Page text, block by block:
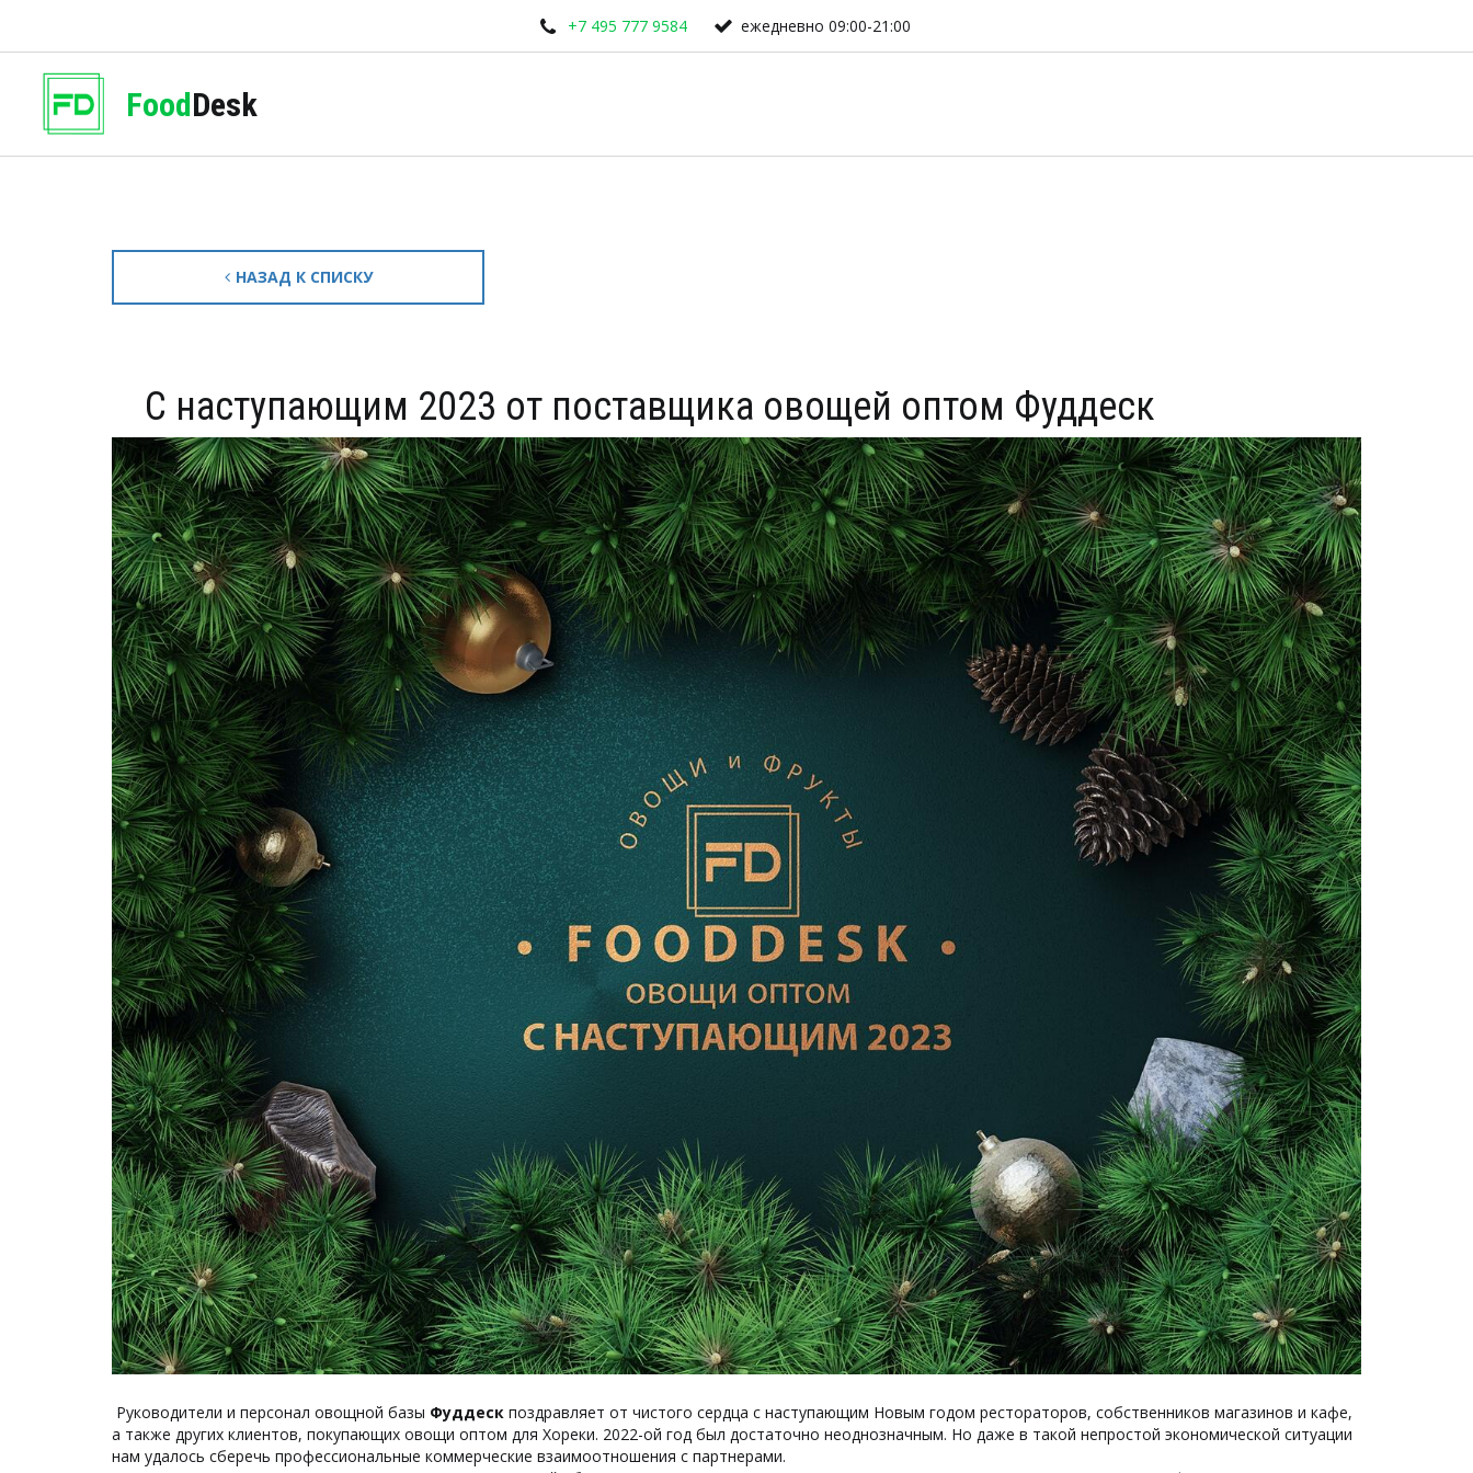
+7 495 777 9584 ежедневно 09:00-21:00
FoodDesk
НАЗАД К СПИСКУ
С наступающим 2023 от поставщика овощей оптом Фуддеск
Руководители и персонал овощной базы Фуддеск поздравляет от чистого сердца с наступающим Новым годом рестораторов, собственников магазинов и кафе,
а также других клиентов, покупающих овощи оптом для Хореки. 2022-ой год был достаточно неоднозначным. Но даже в такой непростой экономической ситуации
нам удалось сберечь профессиональные коммерческие взаимоотношения с партнерами.